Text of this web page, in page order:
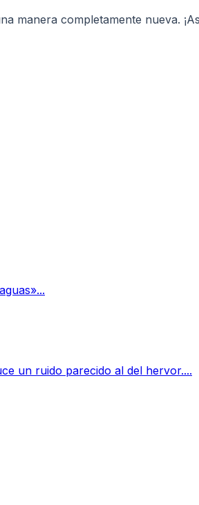
manera completamente nueva.
un ruido parecido al del hervor....